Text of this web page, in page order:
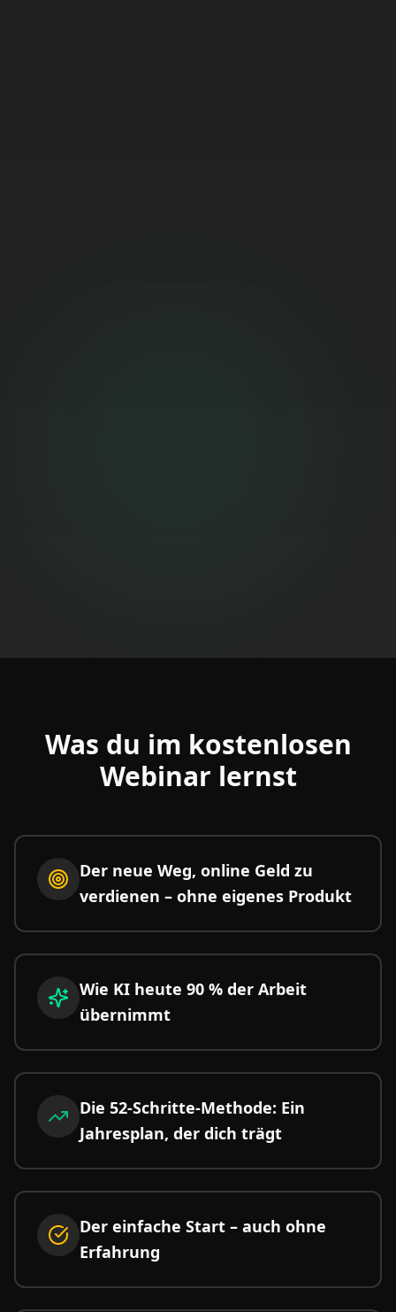
Was du im kostenlosen
Webinar lernst
Der neue Weg, online Geld zu
verdienen – ohne eigenes Produkt
Wie KI heute 90 % der Arbeit
übernimmt
Die 52-Schritte-Methode: Ein
Jahresplan, der dich trägt
Der einfache Start – auch ohne
Erfahrung